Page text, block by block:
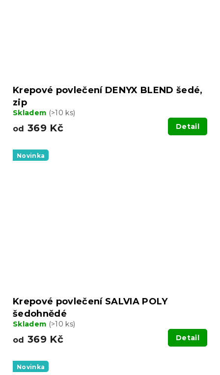
Krepové povlečení DENYX BLEND šedé,
zip
Skladem (>10 ks)
od 369 Kč Detail
Novinka
Krepové povlečení SALVIA POLY
šedohnědé
Skladem (>10 ks)
od 369 Kč Detail
Novinka